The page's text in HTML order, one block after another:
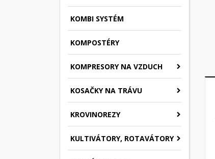
KOMBI SYSTÉM
KOMPOSTÉRY
KOMPRESORY NA VZDUCH
KOSAČKY NA TRÁVU
KROVINOREZY
KULTIVÁTORY, ROTAVÁTORY